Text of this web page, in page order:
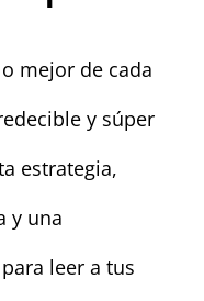
mejor de cada
y súper
estrategia,
y una
leer a tus